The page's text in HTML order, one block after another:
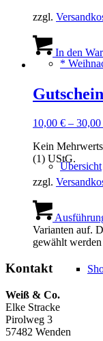
*
Übersicht
zzgl.
In den
Gutschein
10,00 € – 30,00
Kein
(1) UStG.
zzgl.
Varianten auf.
gewählt werden
Kontakt
Weiß & Co.
Elke Stracke
Pirolweg 3
57482 Wenden